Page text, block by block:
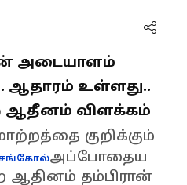
அடையாளம்
உள்ளது..
ஆதீனம் விளக்கம்
குறிக்கும்
அப்போதைய
ஆதினம் தம்பிரான்